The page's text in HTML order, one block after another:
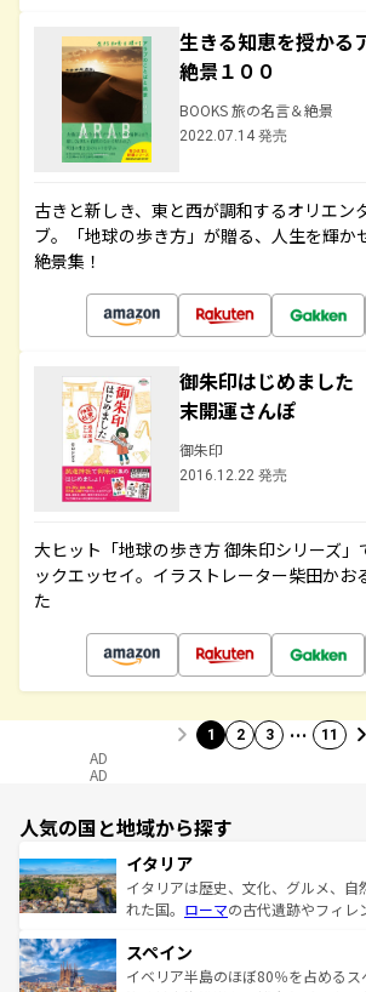
生きる知恵を授かる
絶景１００
BOOKS 旅の名言＆絶景
2022.07.14 発売
古きと新しき、東と西が調和するオリエン
ブ。「地球の歩き方」が贈る、人生を輝か
絶景集！
御朱印はじめまし
末開運さんぽ
御朱印
2016.12.22 発売
大ヒット「地球の歩き方 御朱印シリーズ」
ックエッセイ。イラストレーター柴田かお
た
1 2 3 … 11
AD
AD
人気の国と地域から探す
イタリア
イタリアは歴史、文化、グルメ、自
れた国。 ローマの古代遺跡やフィレ
ろん、トスカーナの美しい田園風景
景など、自然景観も見逃せない。観
スペイン
イベリア半島のほぼ80％を占める